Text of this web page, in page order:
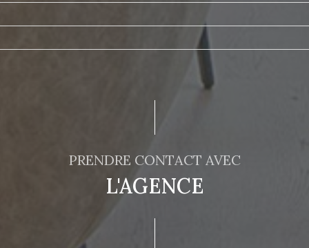
PRENDRE CONTACT AVEC
L'AGENCE